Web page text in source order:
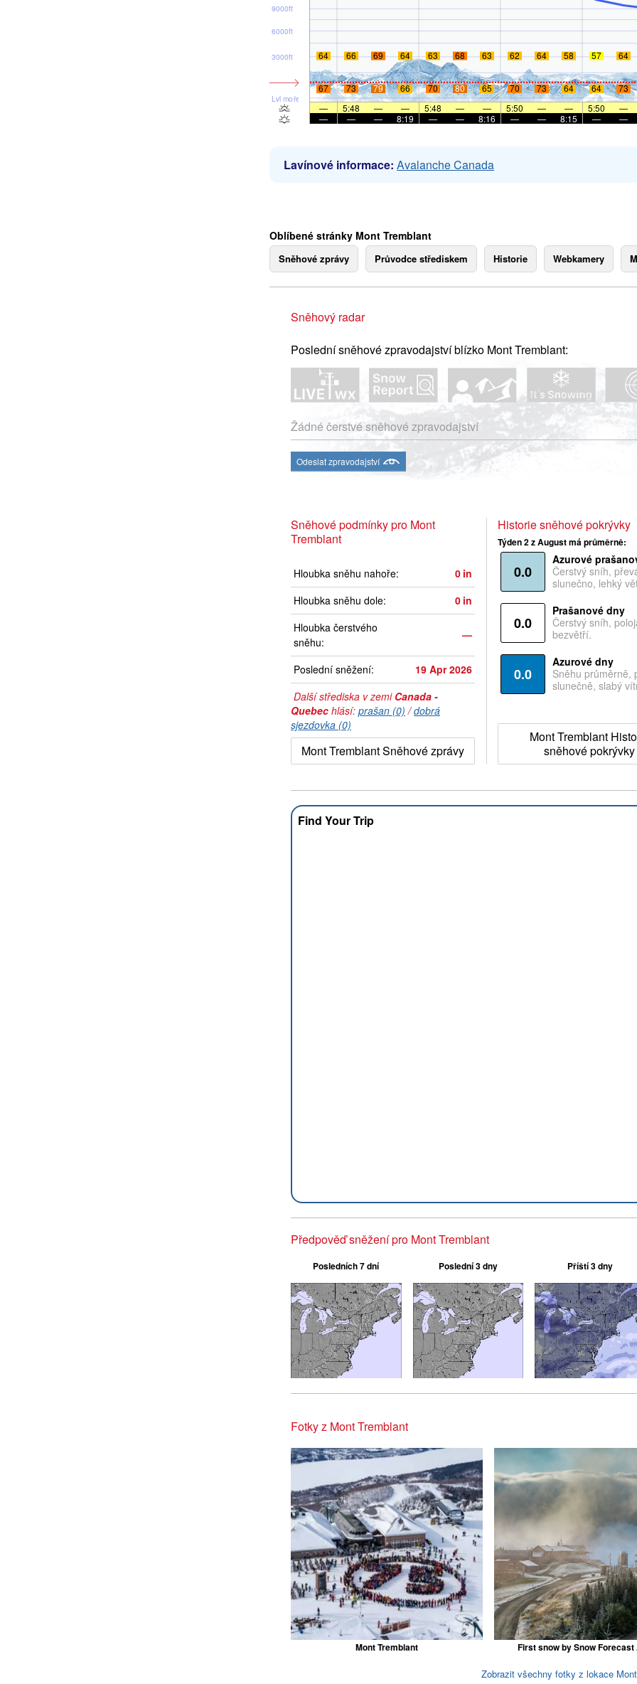
Lvl moře
3000ft
6000ft
9000ft
64 66 69 64 63 68 63 62 64 58 57 64
67 73 79 66 70 80 65 70 73 64 64 73
—
5:48 — — 5:48 — — 5:50 — — 5:50 —
—
— — 8:19 — — 8:16 — — 8:15 — —
Lavínové informace: Avalanche Canada
Oblíbené stránky Mont Tremblant
Sněhové zprávy Průvodce střediskem Historie Webkamery
Sněhový radar
Poslední sněhové zpravodajství blízko Mont Tremblant:
Žádné čerstvé sněhové zpravodajství
Odeslat zpravodajství
Sněhové podmínky pro Mont
Tremblant
Hloubka sněhu nahoře: 0 in
Hloubka sněhu dole:
0 in
Hloubka čerstvého
sněhu:
—
Poslední sněžení:
19 Apr 2026
Další střediska v zemi Canada -
Quebec hlásí: prašan (0) /dobrá
sjezdovka (0)
Mont Tremblant Sněhové zprávy
Historie sněhové pokrývky
Týden 2 z August má průměrně:
0.0
Azurové
Čerstvý sníh,
slunečno, lehký
0.0
Prašanové dny
Čerstvý sníh,
bezvětří.
0.0
Azurové dny
Sněhu průměrně,
slunečně, slabý
Mont Tremblant
sněhové pokrývky
Find Your Trip
Předpověď sněžení pro Mont Tremblant
Posledních 7 dní Poslední 3 dny Příští 3 dny
Fotky z Mont Tremblant
Mont Tremblant First snow by Snow Forecast
Zobrazit všechny fotky z lokace